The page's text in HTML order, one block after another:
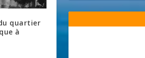
quartier
à